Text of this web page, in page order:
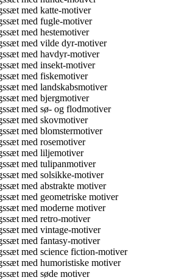
med katte-motiver
med fugle-motiver
med hestemotiver
med vilde dyr-motiver
med havdyr-motiver
med insekt-motiver
med fiskemotiver
med landskabsmotiver
med bjergmotiver
med sø- og flodmotiver
med skovmotiver
med blomstermotiver
med rosemotiver
med liljemotiver
med tulipanmotiver
med solsikke-motiver
med abstrakte motiver
med geometriske motiver
med moderne motiver
med retro-motiver
med vintage-motiver
med fantasy-motiver
med science fiction-motiver
med humoristiske motiver
med søde motiver